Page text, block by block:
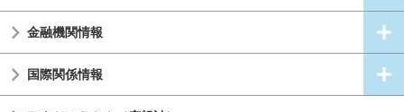
金融機関情報
国際関係情報